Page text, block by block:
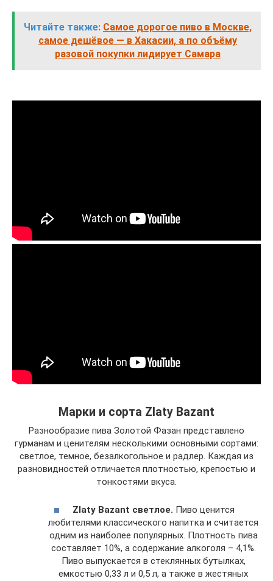
Читайте также: Самое дорогое пиво в Москве,
самое дешёвое — в Хакасии, а по объёму
разовой покупки лидирует Самара
Марки и сорта Zlaty Bazant
Разнообразие пива Золотой Фазан представлено
гурманам и ценителям несколькими основными сортами:
светлое, темное, безалкогольное и радлер. Каждая из
разновидностей отличается плотностью, крепостью и
тонкостями вкуса.
Zlaty Bazant светлое. Пиво ценится
любителями классического напитка и считается
одним из наиболее популярных. Плотность пива
составляет 10%, а содержание алкоголя – 4,1%.
Пиво выпускается в стеклянных бутылках,
емкостью 0,33 л и 0,5 л, а также в жестяных